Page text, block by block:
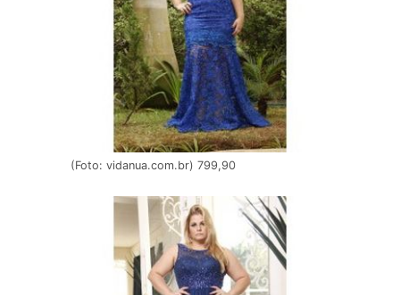
(Foto: vidanua.com.br) 799,90